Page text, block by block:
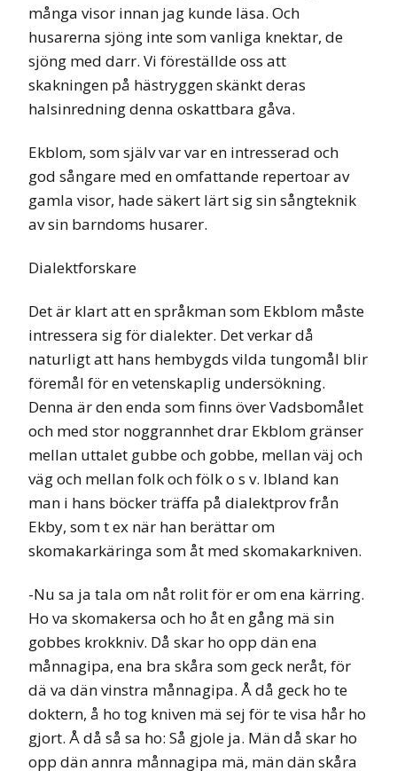
många visor innan jag kunde läsa. Och
husarerna sjöng inte som vanliga knektar, de
sjöng med darr. Vi föreställde oss att
skakningen på hästryggen skänkt deras
halsinredning denna oskattbara gåva.
Ekblom, som själv var var en intresserad och
god sångare med en omfattande repertoar av
gamla visor, hade säkert lärt sig sin sångteknik
av sin barndoms husarer.
Dialektforskare
Det är klart att en språkman som Ekblom måste
intressera sig för dialekter. Det verkar då
naturligt att hans hembygds vilda tungomål blir
föremål för en vetenskaplig undersökning.
Denna är den enda som finns över Vadsbomålet
och med stor noggrannhet drar Ekblom gränser
mellan uttalet gubbe och gobbe, mellan väj och
väg och mellan folk och fölk o s v. Ibland kan
man i hans böcker träffa på dialektprov från
Ekby, som t ex när han berättar om
skomakarkäringa som åt med skomakarkniven.
-Nu sa ja tala om nåt rolit för er om ena kärring.
Ho va skomakersa och ho åt en gång mä sin
gobbes krokkniv. Då skar ho opp dän ena
månnagipa, ena bra skåra som geck neråt, för
dä va dän vinstra månnagipa. Å då geck ho te
doktern, å ho tog kniven mä sej för te visa hår ho
gjort. Å då så sa ho: Så gjole ja. Män då skar ho
opp dän annra månnagipa mä, män dän skåra